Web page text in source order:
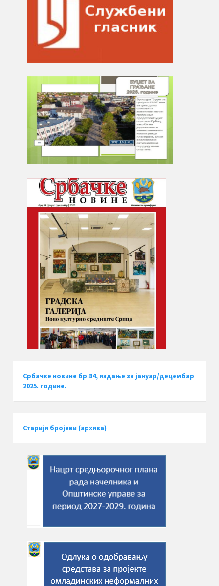
Србачке новине бр.84, издање за јануар/децембар
2025. године.
Старији бројеви (архива)